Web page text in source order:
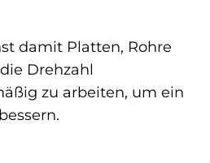
damit Platten, Rohre
Drehzahl
zu arbeiten, um ein